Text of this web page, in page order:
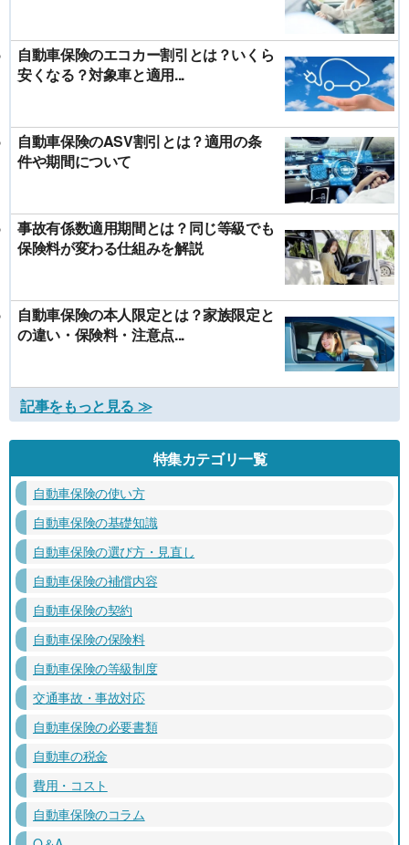
自動車保険のエコカー割引とは？いくら
安くなる？対象車と適用...
自動車保険のASV割引とは？適用の条
件や期間について
事故有係数適用期間とは？同じ等級でも
保険料が変わる仕組みを解説
自動車保険の本人限定とは？家族限定と
の違い・保険料・注意点...
記事をもっと見る ≫
特集カテゴリ一覧
自動車保険の使い方
自動車保険の基礎知識
自動車保険の選び方・見直し
自動車保険の補償内容
自動車保険の契約
自動車保険の保険料
自動車保険の等級制度
交通事故・事故対応
自動車保険の必要書類
自動車の税金
費用・コスト
自動車保険のコラム